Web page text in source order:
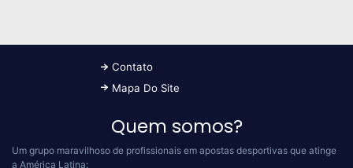
Contato
Mapa Do Site
Quem somos?
Um grupo maravilhoso de profissionais em apostas desportivas que atinge
a América Latina: